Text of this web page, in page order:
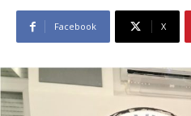
Facebook X